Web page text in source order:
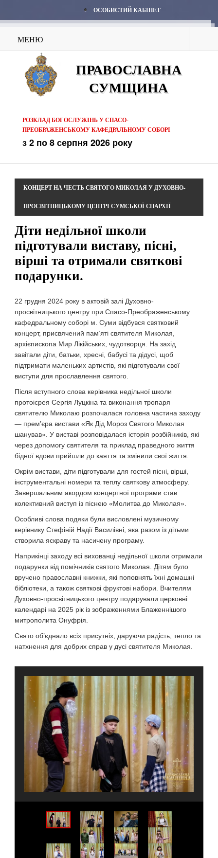
ОСОБИСТИЙ КАБІНЕТ
МЕНЮ
ПРАВОСЛАВНА
СУМЩИНА
РОЗКЛАД БОГОСЛУЖІНЬ У СПАСО-
ПРЕОБРАЖЕНСЬКОМУ КАФЕДРАЛЬНОМУ СОБОРІ
з 2 по 8 серпня 2026 року
КОНЦЕРТ НА ЧЕСТЬ СВЯТОГО МИКОЛАЯ У ДУХОВНО-
ПРОСВІТНИЦЬКОМУ ЦЕНТРІ СУМСЬКОЇ ЄПАРХІЇ
Діти недільної школи
підготували виставу, пісні,
вірші та отримали святкові
подарунки.
22 грудня 2024 року в актовій залі Духовно-
просвітницького центру при Спасо-Преображенському
кафедральному соборі м. Суми відбувся святковий
концерт, присвячений пам’яті святителя Миколая,
архієпископа Мир Лікійських, чудотворця. На захід
завітали діти, батьки, хресні, бабусі та дідусі, щоб
підтримати маленьких артистів, які підготували свої
виступи для прославлення святого.
Після вступного слова керівника недільної школи
протоієрея Сергія Луцкіна та виконання тропаря
святителю Миколаю розпочалася головна частина заходу
— прем’єра вистави «Як Дід Мороз Святого Миколая
шанував». У виставі розповідалася історія розбійників, які
через допомогу святителя та приклад праведного життя
бідної вдови прийшли до каяття та змінили свої життя.
Окрім вистави, діти підготували для гостей пісні, вірші,
інструментальні номери та теплу святкову атмосферу.
Завершальним акордом концертної програми став
колективний виступ із піснею «Молитва до Миколая».
Особливі слова подяки були висловлені музичному
керівнику Стефіній Надії Василівні, яка разом із дітьми
створила яскраву та насичену програму.
Наприкінці заходу всі вихованці недільної школи отримали
подарунки від помічників святого Миколая. Дітям було
вручено православні книжки, які поповнять їхні домашні
бібліотеки, а також святкові фруктові набори. Вчителям
Духовно-просвітницького центру подарували церковні
календарі на 2025 рік із зображеннями Блаженнішого
митрополита Онуфрія.
Свято об’єднало всіх присутніх, даруючи радість, тепло та
натхнення для добрих справ у дусі святителя Миколая.